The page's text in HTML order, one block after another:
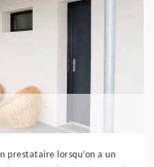
prestataire lorsqu’on a un